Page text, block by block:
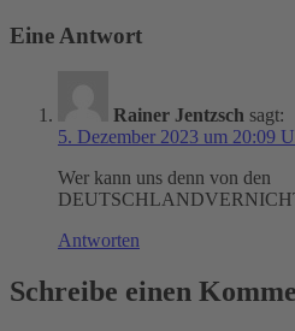
Eine Antwort
Rainer Jentzsch sagt:
5. Dezember 2023 um 20:09
Wer kann uns denn von den
Antworten
Schreibe einen